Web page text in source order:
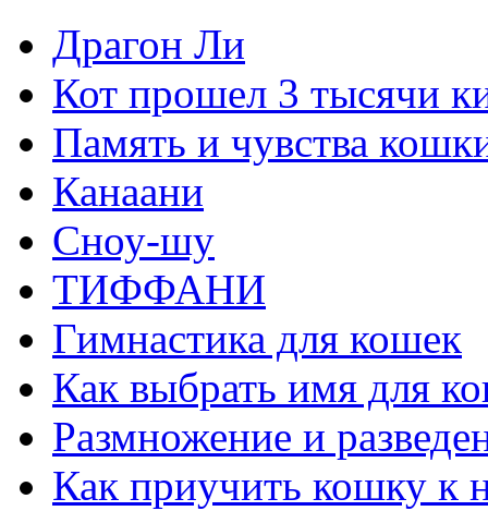
Драгон Ли
Кот прошел 3 тысячи
Память и чувства
Канаани
Сноу-шу
ТИФФАНИ
Гимнастика для кошек
Как выбрать имя для
Размножение и
Как приучить кошку к